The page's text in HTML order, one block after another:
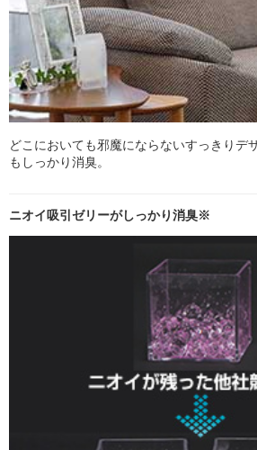
どこにおいても邪魔にならないすっきりデ
もしっかり消臭。
ニオイ吸引ゼリーがしっかり消臭※